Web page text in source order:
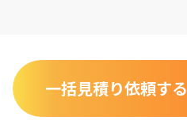
一括見積り依頼する